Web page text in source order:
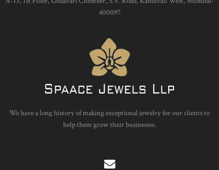
400097
We have a long history of making exceptional jewelry for our clients to
help them grow their businesses.